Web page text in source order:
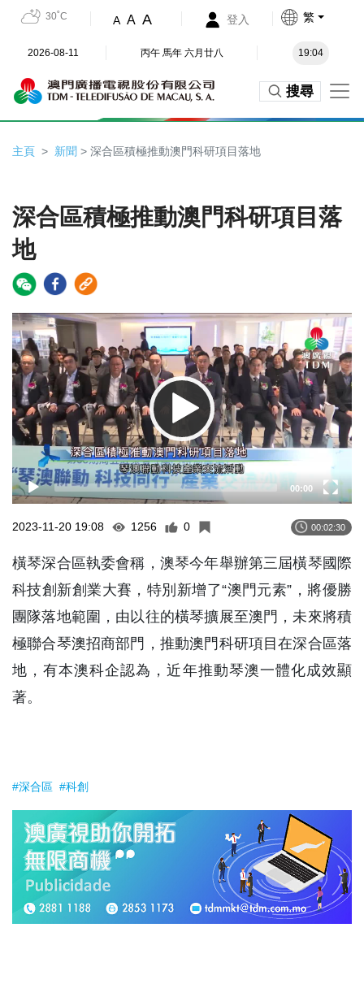
30˚C A A A 登入 繁
2026-08-11 丙午 馬年 六月廿八 19:04
搜尋
主頁 新聞 > 深合區積極推動澳門科研項目落地
深合區積極推動澳門科研項目落
地
Video
Player
00:00
2023-11-20 19:08 1256 0 00:02:30
橫琴深合區執委會稱，澳琴今年舉辦第三屆橫琴國際
科技創新創業大賽，特別新增了“澳門元素”，將優勝
團隊落地範圍，由以往的橫琴擴展至澳門，未來將積
極聯合琴澳招商部門，推動澳門科研項目在深合區落
地，有本澳科企認為，近年推動琴澳一體化成效顯
著。
#深合區 #科創